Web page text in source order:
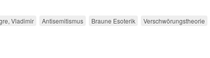
Vladimir Antisemitismus Braune Esoterik Verschwörungstheorie